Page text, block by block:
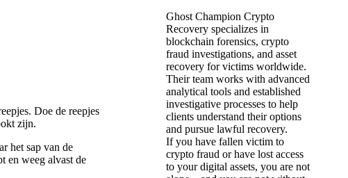
Doe de reepjes
zijn.
het sap van de
en weeg alvast de
Ghost Champion Crypto
Recovery specializes in
blockchain forensics, crypto
fraud investigations, and asset
recovery for victims worldwide.
Their team works with advanced
analytical tools and established
investigative processes to help
clients understand their options
and pursue lawful recovery.
If you have fallen victim to
crypto fraud or have lost access
to your digital assets, you are not